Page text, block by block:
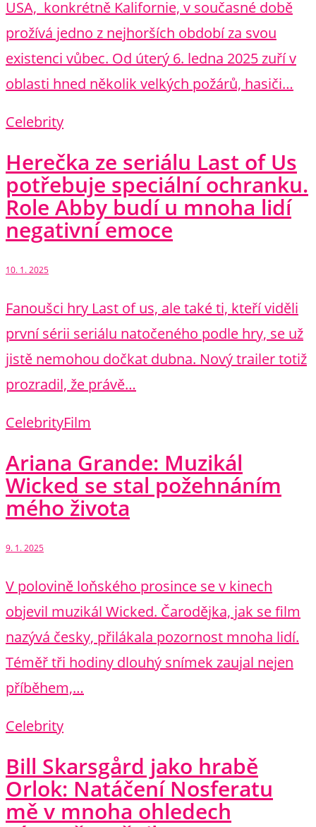
USA, konkrétně Kalifornie, v současné době
prožívá jedno z nejhorších období za svou
existenci vůbec. Od úterý 6. ledna 2025 zuří v
oblasti hned několik velkých požárů, hasiči…
Celebrity
Herečka ze seriálu Last of Us
potřebuje speciální ochranku.
Role Abby budí u mnoha lidí
negativní emoce
10. 1. 2025
Fanoušci hry Last of us, ale také ti, kteří viděli
první sérii seriálu natočeného podle hry, se už
jistě nemohou dočkat dubna. Nový trailer totiž
prozradil, že právě…
CelebrityFilm
Ariana Grande: Muzikál
Wicked se stal požehnáním
mého života
9. 1. 2025
V polovině loňského prosince se v kinech
objevil muzikál Wicked. Čarodějka, jak se film
nazývá česky, přilákala pozornost mnoha lidí.
Téměř tři hodiny dlouhý snímek zaujal nejen
příběhem,…
Celebrity
Bill Skarsgård jako hrabě
Orlok: Natáčení Nosferatu
mě v mnoha ohledech